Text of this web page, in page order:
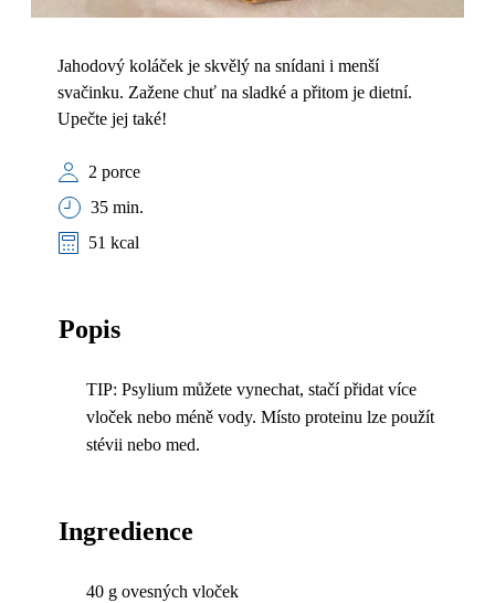
Jahodový koláček je skvělý na snídani i menší
svačinku. Zažene chuť na sladké a přitom je dietní.
Upečte jej také!
2 porce
35 min.
51 kcal
Popis
TIP: Psylium můžete vynechat, stačí přidat více
vloček nebo méně vody. Místo proteinu lze použít
stévii nebo med.
Ingredience
40 g ovesných vloček